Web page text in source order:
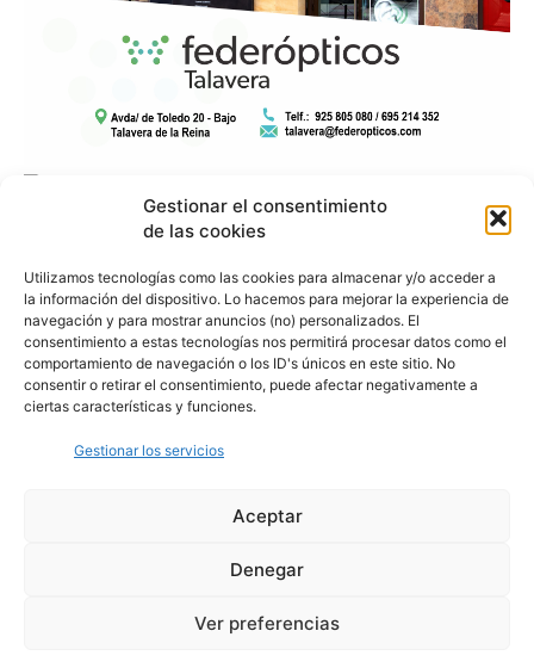
Gestionar el consentimiento
de las cookies
Utilizamos tecnologías como las cookies para almacenar y/o acceder a
la información del dispositivo. Lo hacemos para mejorar la experiencia de
navegación y para mostrar anuncios (no) personalizados. El
consentimiento a estas tecnologías nos permitirá procesar datos como el
comportamiento de navegación o los ID's únicos en este sitio. No
consentir o retirar el consentimiento, puede afectar negativamente a
ciertas características y funciones.
Gestionar los servicios
Aceptar
Denegar
Ver preferencias